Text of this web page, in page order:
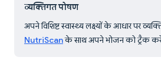
व्यक्तिगत पोषण
अपने विशिष्ट स्वास्थ्य लक्ष्यों के आधार पर
NutriScanके साथ अपने भोजन को ट्रैक